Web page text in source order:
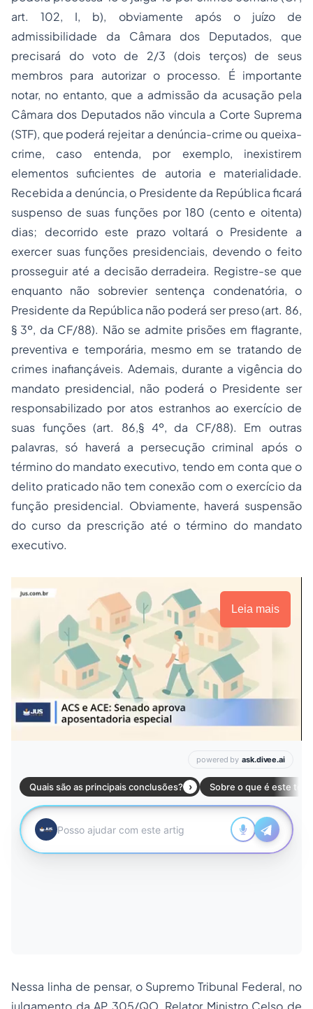
art. 102, I, b), obviamente após o juízo de
admissibilidade da Câmara dos Deputados, que
precisará do voto de 2/3 (dois terços) de seus
membros para autorizar o processo. É importante
notar, no entanto, que a admissão da acusação pela
Câmara dos Deputados não vincula a Corte Suprema
(STF), que poderá rejeitar a denúncia-crime ou queixa-
crime, caso entenda, por exemplo, inexistirem
elementos suficientes de autoria e materialidade.
Recebida a denúncia, o Presidente da República ficará
suspenso de suas funções por 180 (cento e oitenta)
dias; decorrido este prazo voltará o Presidente a
exercer suas funções presidenciais, devendo o feito
prosseguir até a decisão derradeira. Registre-se que
enquanto não sobrevier sentença condenatória, o
Presidente da República não poderá ser preso (art. 86,
§ 3º, da CF/88). Não se admite prisões em flagrante,
preventiva e temporária, mesmo em se tratando de
crimes inafiançáveis. Ademais, durante a vigência do
mandato presidencial, não poderá o Presidente ser
responsabilizado por atos estranhos ao exercício de
suas funções (art. 86,§ 4º, da CF/88). Em outras
palavras, só haverá a persecução criminal após o
término do mandato executivo, tendo em conta que o
delito praticado não tem conexão com o exercício da
função presidencial. Obviamente, haverá suspensão
do curso da prescrição até o término do mandato
executivo.
Leia mais
Nessa linha de pensar, o Supremo Tribunal Federal, no